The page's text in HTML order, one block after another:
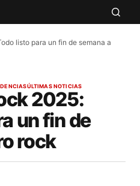
listo para un fin de semana a
ÚLTIMAS NOTICIAS
2025:
un fin de
rock